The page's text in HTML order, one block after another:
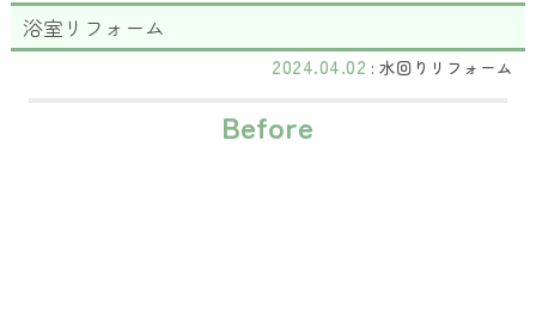
会社概要
浴室リフォーム
2024.04.02 : 水回りリフォーム